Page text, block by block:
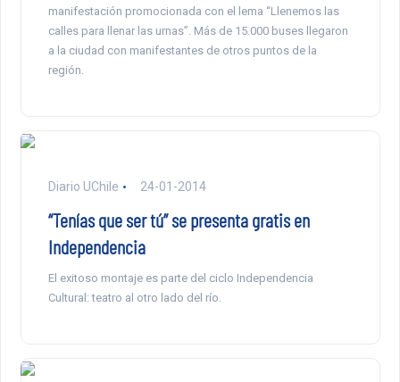
manifestación promocionada con el lema “Llenemos las
calles para llenar las urnas”. Más de 15.000 buses llegaron
a la ciudad con manifestantes de otros puntos de la
región.
Diario UChile 24-01-2014
“Tenías que ser tú” se presenta gratis en
Independencia
El exitoso montaje es parte del ciclo Independencia
Cultural: teatro al otro lado del río.